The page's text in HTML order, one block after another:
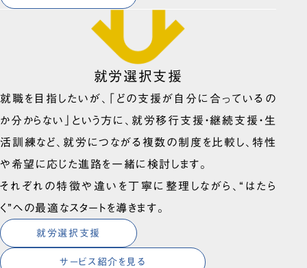
就労選択支援
就職を目指したいが、「どの支援が自分に合っているの
か分からない」という方に、就労移行支援・継続支援・生
活訓練など、就労につながる複数の制度を比較し、特性
や希望に応じた進路を一緒に検討します。
それぞれの特徴や違いを丁寧に整理しながら、“はたら
く”への最適なスタートを導きます。
就労選択支援
サービス紹介を見る